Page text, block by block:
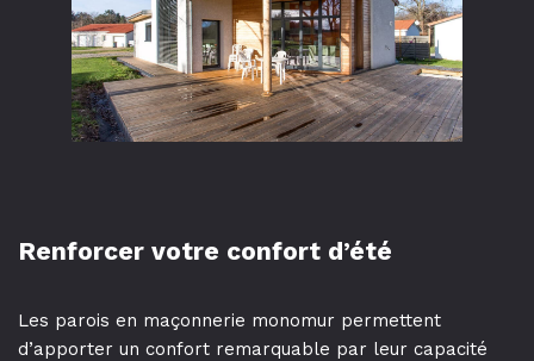
Renforcer votre confort d’été
Les parois en maçonnerie monomur permettent
d’apporter un confort remarquable par leur capacité